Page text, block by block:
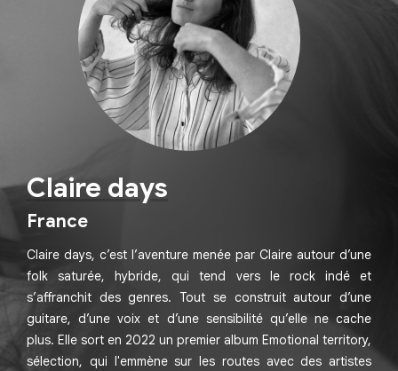
Claire days
France
Claire days, c’est l’aventure menée par Claire autour d’une
folk saturée, hybride, qui tend vers le rock indé et
s’affranchit des genres. Tout se construit autour d’une
guitare, d’une voix et d’une sensibilité qu’elle ne cache
plus. Elle sort en 2022 un premier album Emotional territory,
sélection, qui l'emmène sur les routes avec des artistes